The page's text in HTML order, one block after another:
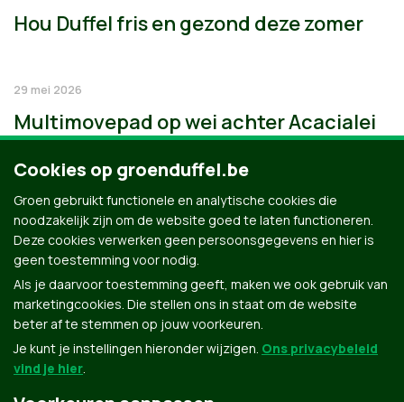
Hou Duffel fris en gezond deze zomer
29 mei 2026
Multimovepad op wei achter Acacialei
Cookies op groenduffel.be
Groen gebruikt functionele en analytische cookies die
noodzakelijk zijn om de website goed te laten functioneren.
Deze cookies verwerken geen persoonsgegevens en hier is
geen toestemming voor nodig.
Als je daarvoor toestemming geeft, maken we ook gebruik van
marketingcookies. Die stellen ons in staat om de website
beter af te stemmen op jouw voorkeuren.
Je kunt je instellingen hieronder wijzigen. Ons privacybeleid
vind je hier.